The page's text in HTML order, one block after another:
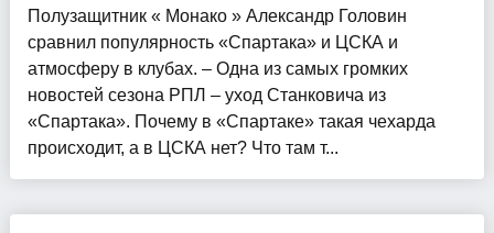
Полузащитник « Монако » Александр Головин
сравнил популярность «Спартака» и ЦСКА и
атмосферу в клубах. – Одна из самых громких
новостей сезона РПЛ – уход Станковича из
«Спартака». Почему в «Спартаке» такая чехарда
происходит, а в ЦСКА нет? Что там т...